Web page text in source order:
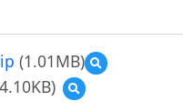
(1.01MB)
預
覽
預
覽